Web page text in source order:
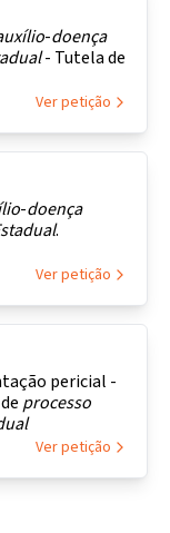
-doença
- Tutela de
Ver petição
-doença
.
Ver petição
pericial -
processo
Ver petição